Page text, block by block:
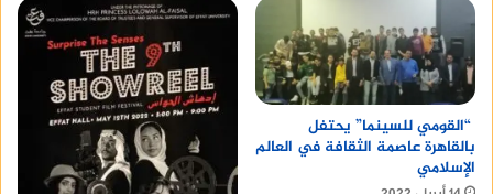
“القومي للسينما” يحتفل
بالقاهرة عاصمة الثقافة في العالم
الإسلامي